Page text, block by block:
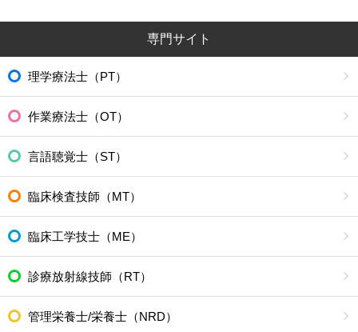
専門サイト
理学療法士（PT）
作業療法士（OT）
言語聴覚士（ST）
臨床検査技師（MT）
臨床工学技士（ME）
診療放射線技師（RT）
管理栄養士/栄養士（NRD）